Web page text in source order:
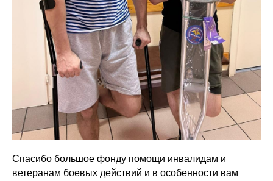
Спасибо большое фонду помощи инвалидам и
ветеранам боевых действий и в особенности вам